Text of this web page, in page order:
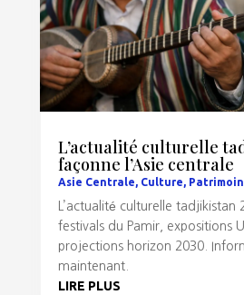
L’actualité culturelle
façonne l’Asie centrale
Asie Centrale, Culture,
L’actualité culturelle tadjikistan
festivals du Pamir, expositions
projections horizon 2030.
maintenant.
LIRE PLUS